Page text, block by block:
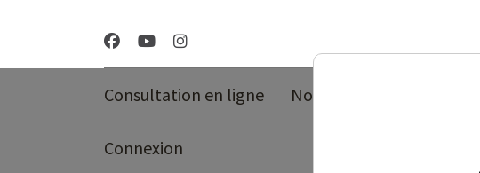
Consultation en ligne Nos programmes
Connexion